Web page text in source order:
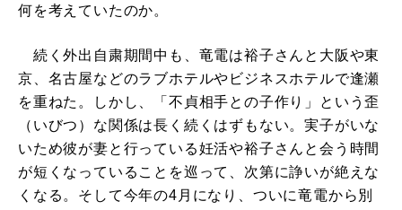
何を考えていたのか。
続く外出自粛期間中も、竜電は裕子さんと大阪や東
京、名古屋などのラブホテルやビジネスホテルで逢瀬
を重ねた。しかし、「不貞相手との子作り」という歪
（いびつ）な関係は長く続くはずもない。実子がいな
いため彼が妻と行っている妊活や裕子さんと会う時間
が短くなっていることを巡って、次第に諍いが絶えな
くなる。そして今年の4月になり、ついに竜電から別